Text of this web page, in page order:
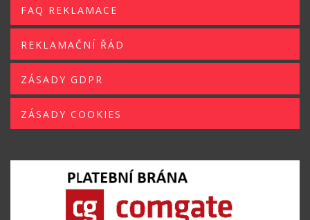
FAQ REKLAMACE
REKLAMAČNÍ ŘÁD
ZÁSADY GDPR
ZÁSADY COOKIES